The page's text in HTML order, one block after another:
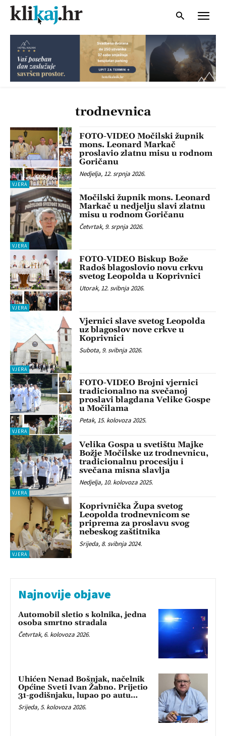
trodnevnica
VJERA
FOTO-VIDEO Močilski župnik
mons. Leonard Markač
proslavio zlatnu misu u rodnom
Goričanu
Nedjelja, 12. srpnja 2026.
VJERA
Močilski župnik mons. Leonard
Markač u nedjelju slavi zlatnu
misu u rodnom Goričanu
Četvrtak, 9. srpnja 2026.
VJERA
FOTO-VIDEO Biskup Bože
Radoš blagoslovio novu crkvu
svetog Leopolda u Koprivnici
Utorak, 12. svibnja 2026.
VJERA
Vjernici slave svetog Leopolda
uz blagoslov nove crkve u
Koprivnici
Subota, 9. svibnja 2026.
VJERA
FOTO-VIDEO Brojni vjernici
tradicionalno na svečanoj
proslavi blagdana Velike Gospe
u Močilama
Petak, 15. kolovoza 2025.
VJERA
Velika Gospa u svetištu Majke
Božje Močilske uz trodnevnicu,
tradicionalnu procesiju i
svečana misna slavlja
Nedjelja, 10. kolovoza 2025.
VJERA
Koprivnička Župa svetog
Leopolda trodnevnicom se
priprema za proslavu svog
nebeskog zaštitnika
Srijeda, 8. svibnja 2024.
Najnovije objave
Automobil sletio s kolnika, jedna
osoba smrtno stradala
Četvrtak, 6. kolovoza 2026.
Uhićen Nenad Bošnjak, načelnik
Općine Sveti Ivan Žabno. Prijetio
31-godišnjaku, lupao po autu…
Srijeda, 5. kolovoza 2026.